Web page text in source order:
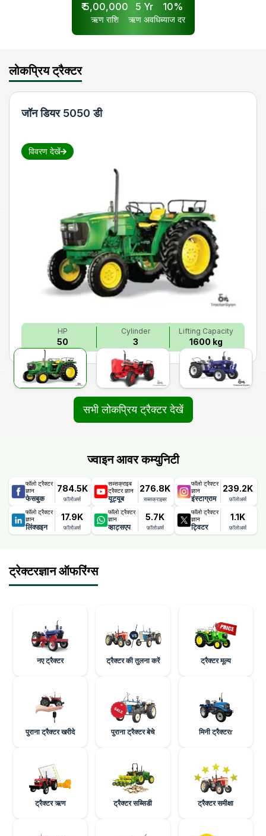
₹5,00,000
ऋण राशि
5 Yr
ऋण अवधि
10%
ब्याज दर
लोकप्रिय ट्रैक्टर
जॉन डियर 5050 डी
विवरण देखें
HP
50
Cylinder
3
Lifting Capacity
1600 kg
सभी लोकप्रिय ट्रैक्टर देखें
ज्वाइन आवर कम्युनिटी
फॉलो ट्रैक्टर
ज्ञान
फेसबुक
784.5K
फ़ॉलोअर्स
सब्सक्राइब
ट्रैक्टर ज्ञान
यूट्यूब
276.8K
सब्सक्राइबर
फॉलो ट्रैक्टर
ज्ञान
इंस्टाग्राम
239.2K
फ़ॉलोअर्स
फॉलो ट्रैक्टर
ज्ञान
लिंक्डइन
17.9K
फ़ॉलोअर्स
फॉलो ट्रैक्टर
ज्ञान
व्हाट्सएप
5.7K
फ़ॉलोअर्स
फॉलो ट्रैक्टर
ज्ञान
ट्विटर
1.1K
फ़ॉलोअर्स
ट्रेक्टरज्ञान ऑफरिंग्स
नए ट्रैक्टर ट्रैक्टर की तुलना करें ट्रैक्टर मूल्य
पुराना ट्रैक्टर खरीदे पुराना ट्रैक्टर बेचे मिनी ट्रैक्टरr
ट्रैक्टर ऋण ट्रैक्टर सब्सिडी ट्रैक्टर समीक्षा